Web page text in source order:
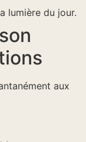
lumière du jour.
aux